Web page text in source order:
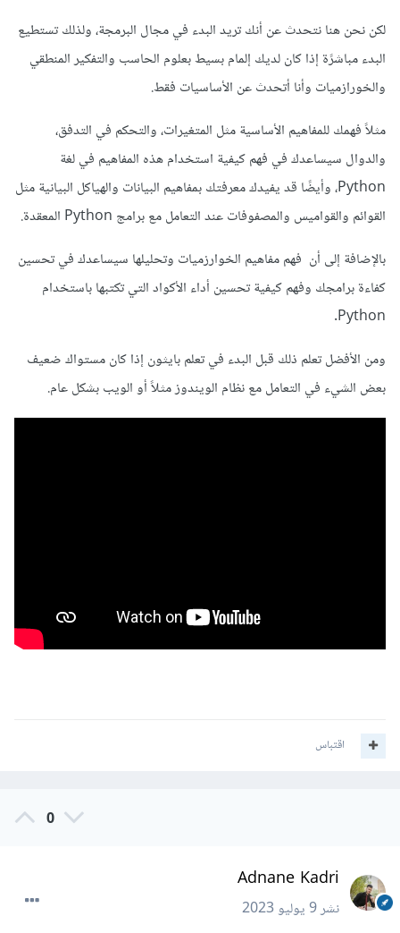
لكن نحن هنا نتحدث عن أنك تريد البدء في مجال البرمجة، ولذلك تستطيع
البدء مباشرًة إذا كان لديك إلمام بسيط بعلوم الحاسب والتفكير المنطقي
والخورازميات وأنا أتحدث عن الأساسيات فقط.
مثلاً فهمك للمفاهيم الأساسية مثل المتغيرات، والتحكم في التدفق،
والدوال سيساعدك في فهم كيفية استخدام هذه المفاهيم في لغة
Python، وأيضًا قد يفيدك معرفتك بمفاهيم البيانات والهياكل البيانية مثل
القوائم والقواميس والمصفوفات عند التعامل مع برامج Python المعقدة.
بالإضافة إلى أن فهم مفاهيم الخوارزميات وتحليلها سيساعدك في تحسين
كفاءة برامجك وفهم كيفية تحسين أداء الأكواد التي تكتبها باستخدام
Python.
ومن الأفضل تعلم ذلك قبل البدء في تعلم بايثون إذا كان مستواك ضعيف
بعض الشيء في التعامل مع نظام الويندوز مثلاً أو الويب بشكل عام.
اقتباس
0
Adnane Kadri
نشر9 يوليو 2023